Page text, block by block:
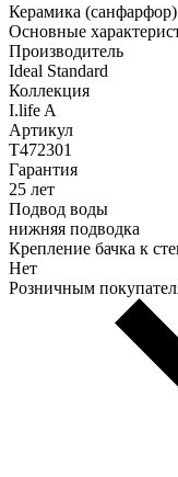
Керамика (санфарфор)
Основные
Производитель
Ideal Standard
Коллекция
I.life A
Артикул
T472301
Гарантия
25 лет
Подвод воды
нижняя подводка
Крепление бачка к
Нет
Розничным